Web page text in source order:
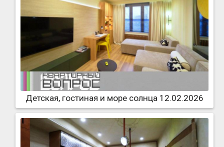
Детская, гостиная и море солнца 12.02.2026